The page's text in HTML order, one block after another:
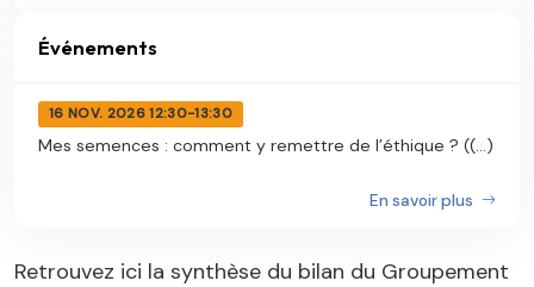
Événements
16 NOV. 2026 12:30-13:30
Mes semences : comment y remettre de l’éthique ? ((...)
En savoir plus
Retrouvez ici la synthèse du bilan du Groupement